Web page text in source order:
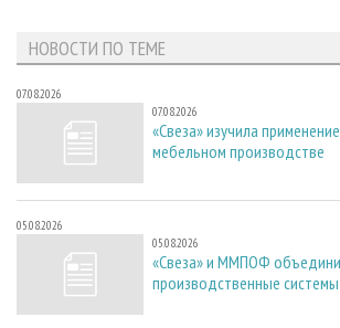
НОВОСТИ ПО ТЕМЕ
07.08.2026
07.08.2026
«Свеза» изучила
мебельном производстве
05.08.2026
05.08.2026
«Свеза» и ММПОФ
производственные системы